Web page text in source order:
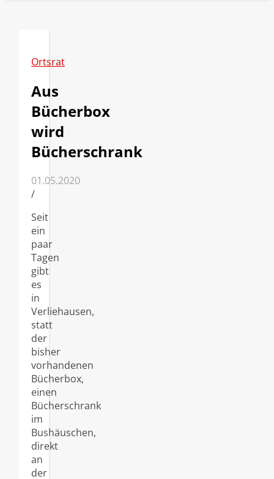
Ortsrat
Aus
Bücherbox
wird
Bücherschrank
01.05.2020
/
Seit
ein
paar
Tagen
gibt
es
in
Verliehausen,
statt
der
bisher
vorhandenen
Bücherbox,
einen
Bücherschrank
im
Bushäuschen,
direkt
an
der